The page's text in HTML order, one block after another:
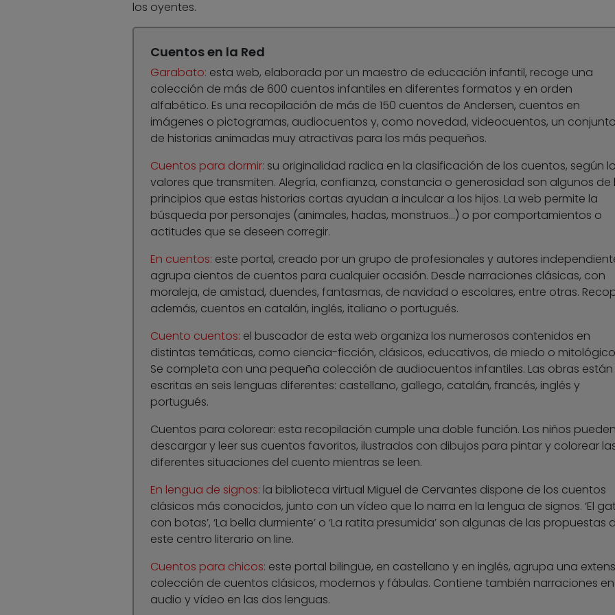
los oyentes.
Cuentos en la Red
Garabato: esta web, elaborada por un maestro de educación infantil, recoge una
colección de más de 600 cuentos infantiles en diferentes formatos y en orden
alfabético. Es una recopilación de más de 150 cuentos de Andersen, cuentos en
imágenes o pictogramas, audiocuentos y, como novedad, videocuentos, un conjunto
de historias animadas muy atractivas para los más pequeños.
Cuentos para dormir: su originalidad radica en la clasificación de los cuentos, según
valores que transmiten. Alegría, confianza, constancia o generosidad son algunos de
principios que estas historias cortas ayudan a inculcar a los hijos. La web permite la
búsqueda por personajes (animales, hadas, monstruos…) o por comportamientos o
actitudes que se deseen corregir.
En cuentos: este portal, creado por un grupo de profesionales y autores
agrupa cientos de cuentos para cualquier ocasión. Desde narraciones clásicas, con
moraleja, de amistad, duendes, fantasmas, de navidad o escolares, entre otras.
además, cuentos en catalán, inglés, italiano o portugués.
Cuento cuentos: el buscador de esta web organiza los numerosos contenidos en
distintas temáticas, como ciencia-ficción, clásicos, educativos, de miedo o
Se completa con una pequeña colección de audiocuentos infantiles. Las obras están
escritas en seis lenguas diferentes: castellano, gallego, catalán, francés, inglés y
portugués.
Cuentos para colorear: esta recopilación cumple una doble función. Los niños pueden
descargar y leer sus cuentos favoritos, ilustrados con dibujos para pintar y colorear
diferentes situaciones del cuento mientras se leen.
En lengua de signos: la biblioteca virtual Miguel de Cervantes dispone de los cuentos
clásicos más conocidos, junto con un vídeo que lo narra en la lengua de signos. ‘El
con botas’, ‘La bella durmiente’ o ‘La ratita presumida’ son algunas de las propuestas
este centro literario on line.
Cuentos para chicos: este portal bilingüe, en castellano y en inglés, agrupa una
colección de cuentos clásicos, modernos y fábulas. Contiene también narraciones en
audio y vídeo en las dos lenguas.